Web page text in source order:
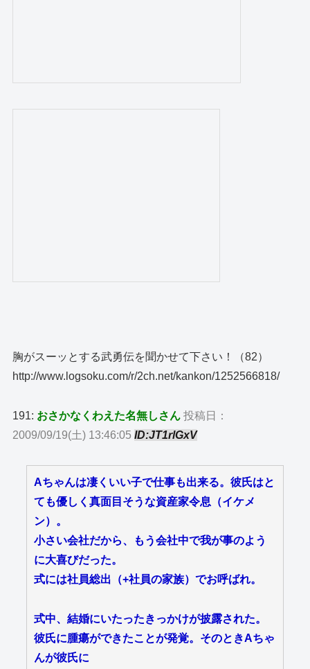
胸がスーッとする武勇伝を聞かせて下さい！（82）
http://www.logsoku.com/r/2ch.net/kankon/1252566818/
191: おさかなくわえた名無しさん 投稿日：
2009/09/19(土) 13:46:05ID:JT1rlGxV
Aちゃんは凄くいい子で仕事も出来る。彼氏はと
ても優しく真面目そうな資産家令息（イケメ
ン）。
小さい会社だから、もう会社中で我が事のよう
に大喜びだった。
式には社員総出（+社員の家族）でお呼ばれ。
式中、結婚にいたったきっかけが披露された。
彼氏に腫瘍ができたことが発覚。そのときAちゃ
んが彼氏に